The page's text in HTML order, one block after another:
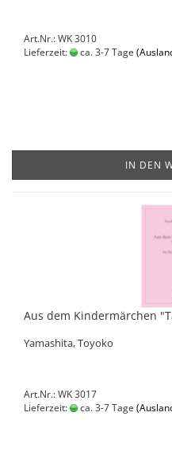
Art.Nr.: WK 3010
Lieferzeit:
ca. 3-7 Tage
IN DEN
Aus dem Kindermärchen
Yamashita, Toyoko
Art.Nr.: WK 3017
Lieferzeit:
ca. 3-7 Tage